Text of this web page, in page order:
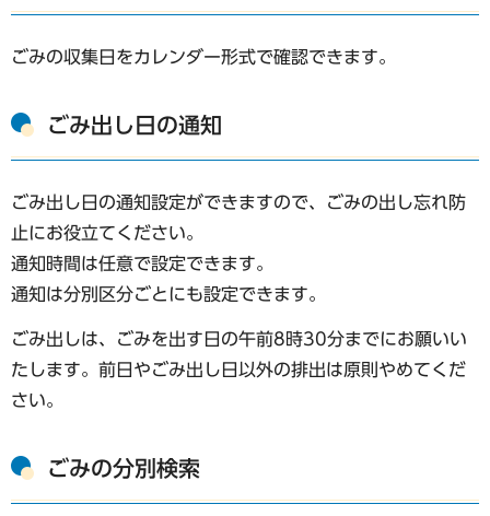
ごみの収集日をカレンダー形式で確認できます。
ごみ出し日の通知
ごみ出し日の通知設定ができますので、ごみの出し忘れ防
止にお役立てください。
通知時間は任意で設定できます。
通知は分別区分ごとにも設定できます。
ごみ出しは、ごみを出す日の午前8時30分までにお願いい
たします。前日やごみ出し日以外の排出は原則やめてくだ
さい。
ごみの分別検索